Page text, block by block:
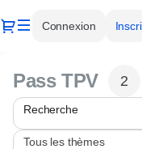
Dialogue
Connexion
des
Théâtre
Paris-
Villette
Pass TPV 2
Recherche
Tous les thèmes